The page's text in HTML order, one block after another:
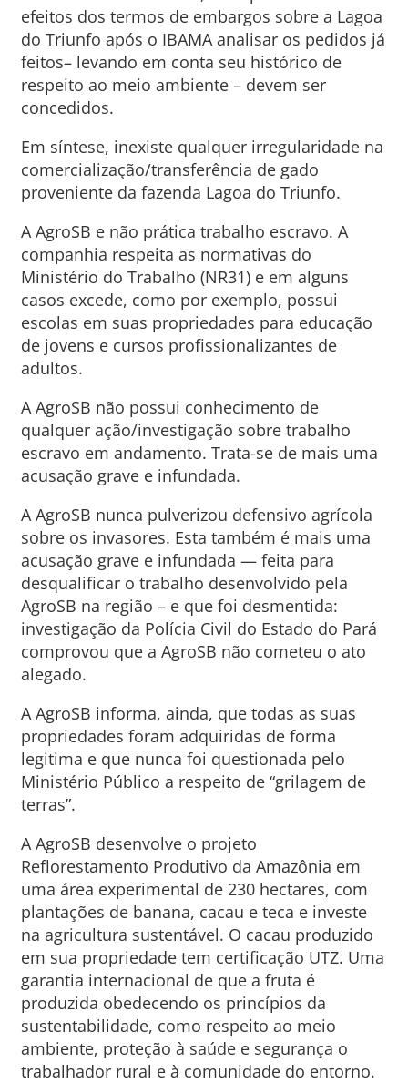
efeitos dos termos de embargos sobre a Lagoa
do Triunfo após o IBAMA analisar os pedidos já
feitos– levando em conta seu histórico de
respeito ao meio ambiente – devem ser
concedidos.
Em síntese, inexiste qualquer irregularidade na
comercialização/transferência de gado
proveniente da fazenda Lagoa do Triunfo.
A AgroSB e não prática trabalho escravo. A
companhia respeita as normativas do
Ministério do Trabalho (NR31) e em alguns
casos excede, como por exemplo, possui
escolas em suas propriedades para educação
de jovens e cursos profissionalizantes de
adultos.
A AgroSB não possui conhecimento de
qualquer ação/investigação sobre trabalho
escravo em andamento. Trata-se de mais uma
acusação grave e infundada.
A AgroSB nunca pulverizou defensivo agrícola
sobre os invasores. Esta também é mais uma
acusação grave e infundada — feita para
desqualificar o trabalho desenvolvido pela
AgroSB na região – e que foi desmentida:
investigação da Polícia Civil do Estado do Pará
comprovou que a AgroSB não cometeu o ato
alegado.
A AgroSB informa, ainda, que todas as suas
propriedades foram adquiridas de forma
legitima e que nunca foi questionada pelo
Ministério Público a respeito de “grilagem de
terras”.
A AgroSB desenvolve o projeto
Reflorestamento Produtivo da Amazônia em
uma área experimental de 230 hectares, com
plantações de banana, cacau e teca e investe
na agricultura sustentável. O cacau produzido
em sua propriedade tem certificação UTZ. Uma
garantia internacional de que a fruta é
produzida obedecendo os princípios da
sustentabilidade, como respeito ao meio
ambiente, proteção à saúde e segurança o
trabalhador rural e à comunidade do entorno.